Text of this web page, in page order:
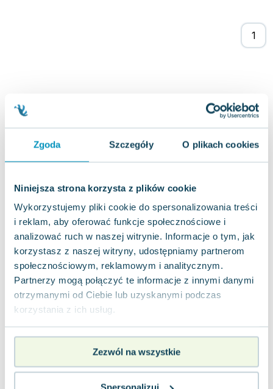
Zgoda Szczegóły O plikach cookies
Niniejsza strona korzysta z plików cookie
Wykorzystujemy pliki cookie do spersonalizowania treści
i reklam, aby oferować funkcje społecznościowe i
analizować ruch w naszej witrynie. Informacje o tym, jak
korzystasz z naszej witryny, udostępniamy partnerom
społecznościowym, reklamowym i analitycznym.
Partnerzy mogą połączyć te informacje z innymi danymi
otrzymanymi od Ciebie lub uzyskanymi podczas
korzystania z ich usług.
Zezwól na wszystkie
Virginia Woolf
Lucinda Riley